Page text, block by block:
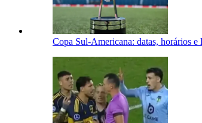
Copa Sul-Americana: datas, horários e